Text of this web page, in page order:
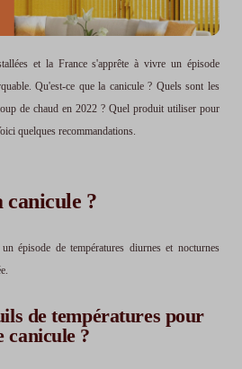
et la France s'apprête à vivre un épisode
Qu'est-ce que la canicule ? Quels sont les
de chaud en 2022 ? Quel produit utiliser pour
quelques recommandations.
canicule ?
épisode de températures diurnes et nocturnes
de températures pour
canicule ?